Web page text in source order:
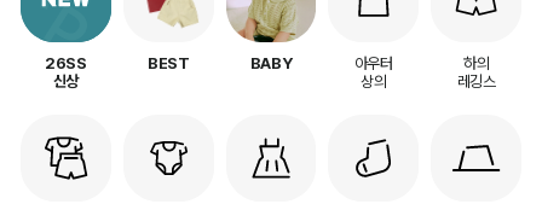
26SS
신상
BEST BABY
아우터
상의
하의
레깅스